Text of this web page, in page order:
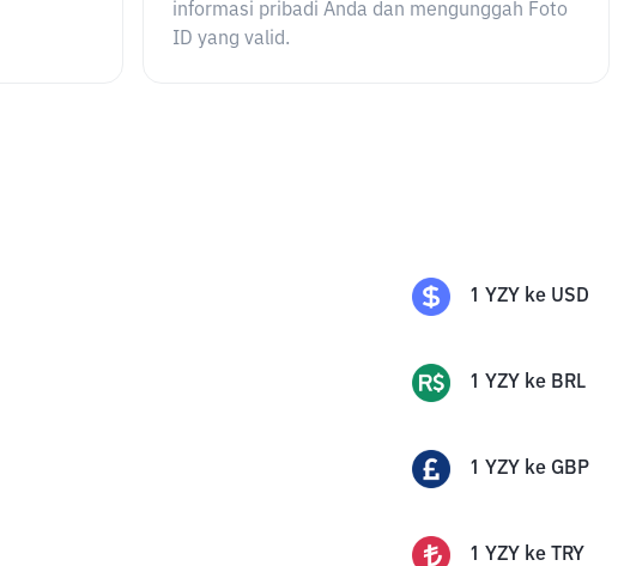
informasi pribadi Anda dan mengunggah Foto
ID yang valid.
1 YZY ke USD
1 YZY ke BRL
1 YZY ke GBP
1 YZY ke TRY